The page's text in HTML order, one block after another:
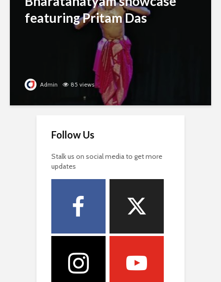
featuring Pritam Das
Admin 85 views
Follow Us
Stalk us on social media to get more
updates